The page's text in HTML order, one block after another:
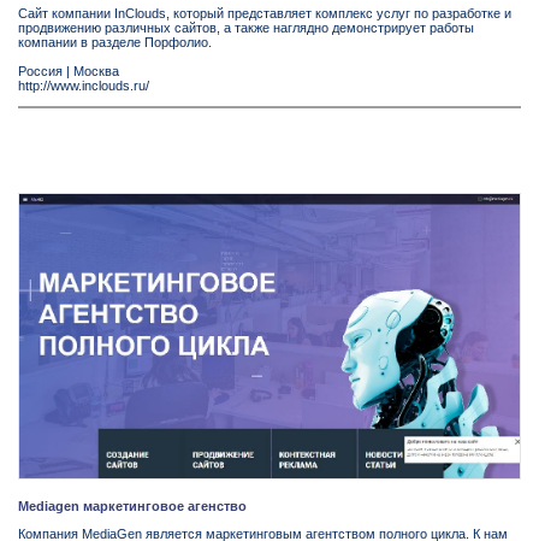
Сайт компании InClouds, который представляет комплекс услуг по разработке и
продвижению различных сайтов, а также наглядно демонстрирует работы
компании в разделе Порфолио.
Россия | Москва
http://www.inclouds.ru/
Mediagen маркетинговое агенство
Компания MediaGen является маркетинговым агентством полного цикла. К нам